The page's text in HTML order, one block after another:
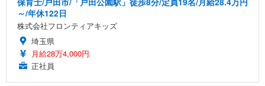
～/年休122日
株式会社フロンティアキッズ
埼玉県
月給28万4,000円
正社員